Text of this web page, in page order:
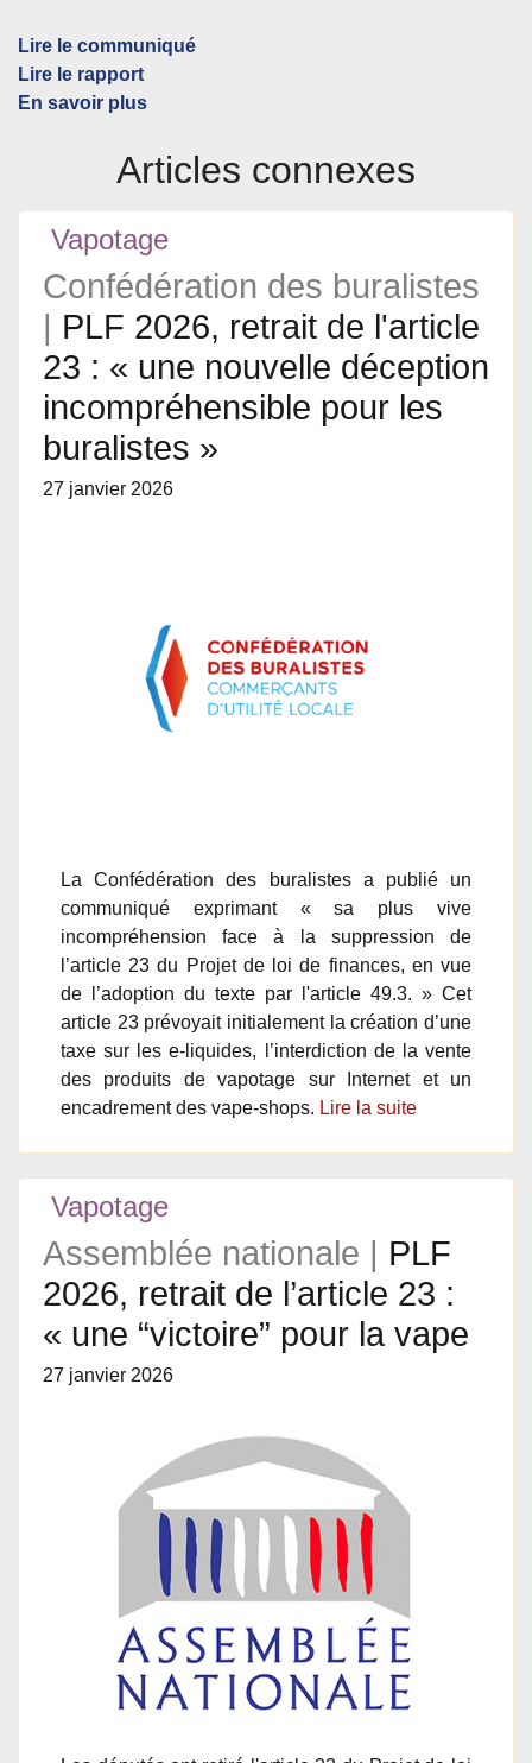
Lire le communiqué
Lire le rapport
En savoir plus
Articles connexes
Vapotage
Confédération des buralistes
PLF 2026, retrait de l'article
23 : « une nouvelle déception
incompréhensible pour les
buralistes »
27 janvier 2026
La Confédération des buralistes a publié un
communiqué exprimant « sa plus vive
incompréhension face à la suppression de
l’article 23 du Projet de loi de finances, en vue
de l’adoption du texte par l'article 49.3. » Cet
article 23 prévoyait initialement la création d’une
taxe sur les e-liquides, l’interdiction de la vente
des produits de vapotage sur Internet et un
encadrement des vape-shops. Lire la suite
Vapotage
Assemblée nationale | PLF
2026, retrait de l’article 23 :
« une “victoire” pour la vape
27 janvier 2026